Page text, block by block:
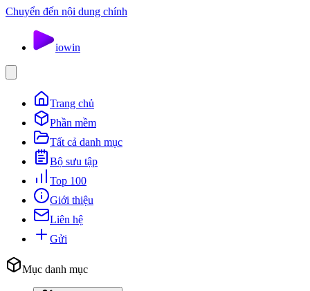
Chuyển đến nội dung chính
iowin
Trang chủ
Phần mềm
Tất cả danh mục
Bộ sưu tập
Top 100
Giới thiệu
Liên hệ
Gửi
Mục danh mục